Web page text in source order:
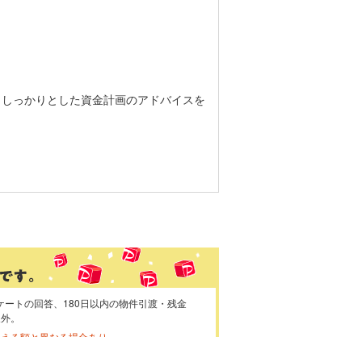
っかりとした資金計画のアドバイスを
トの回答、180日以内の物件引渡・残金
。